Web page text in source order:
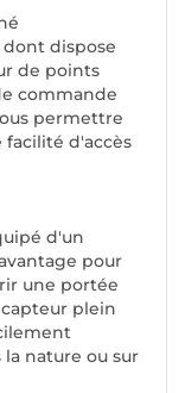
dispose
de points
commande
permettre
d'accès
d'un
pour
une portée
plein
nature ou sur